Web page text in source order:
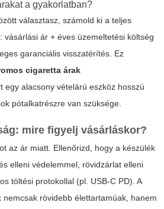
a gyakorlatban?
választasz, számold ki a teljes
vásárlási ár + éves üzemeltetési költség
garanciális visszatérítés. Ez
cigaretta árak
egy alacsony vételárú eszköz hosszú
pótalkatrészre van szüksége.
mire figyelj vásárláskor?
az ár miatt. Ellenőrizd, hogy a készülék
elleni védelemmel, rövidzárlat elleni
töltési protokollal (pl. USB-C PD). A
nemcsak rövidebb élettartamúak, hanem